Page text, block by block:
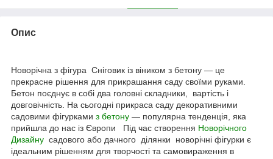
Опис
Новорічна з фігура Сніговик із віником з бетону — це
прекрасне рішення для прикрашання саду своїми руками.
Бетон поєднує в собі два головні складники, вартість і
довговічність. На сьогодні прикраса саду декоративними
садовими фігурками з бетону — популярна тенденція, яка
прийшла до нас із Європи Під час створення Новорічного
Дизайну садового або дачного ділянки новорічні фігурки є
ідеальним рішенням для творчості та самовираження в